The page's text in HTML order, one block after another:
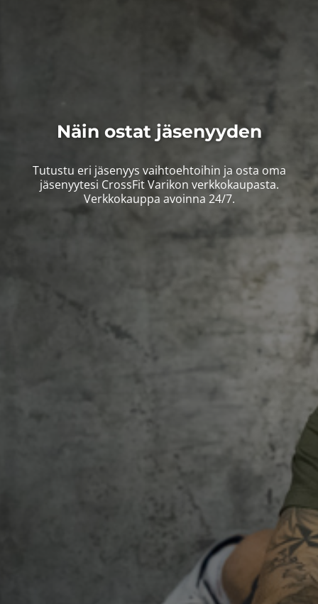
Näin ostat jäsenyyden
Tutustu eri jäsenyys vaihtoehtoihin ja osta oma
jäsenyytesi CrossFit Varikon verkkokaupasta.
​​​​​​​Verkkokauppa avoinna 24/7.